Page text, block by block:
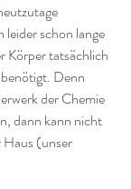
leider schon lange
Körper tatsächlich
Denn
der Chemie
dann kann nicht
Haus (unser